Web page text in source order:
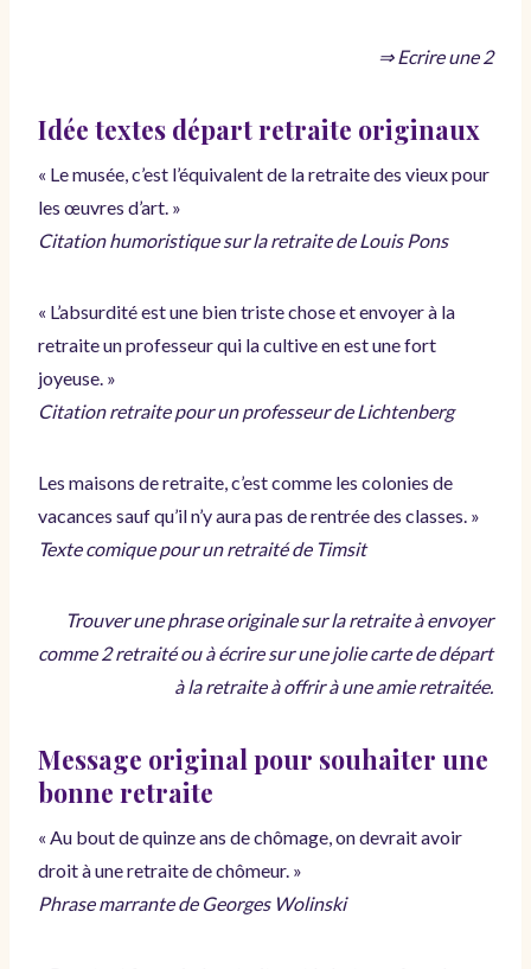
⇒ Ecrire une 2
Idée textes départ retraite originaux
« Le musée, c’est l’équivalent de la retraite des vieux pour
les œuvres d’art. »
Citation humoristique sur la retraite de Louis Pons
« L’absurdité est une bien triste chose et envoyer à la
retraite un professeur qui la cultive en est une fort
joyeuse. »
Citation retraite pour un professeur de Lichtenberg
Les maisons de retraite, c’est comme les colonies de
vacances sauf qu’il n’y aura pas de rentrée des classes. »
Texte comique pour un retraité de Timsit
Trouver une phrase originale sur la retraite à envoyer
comme 2 retraité ou à écrire sur une jolie carte de départ
à la retraite à offrir à une amie retraitée.
Message original pour souhaiter une
bonne retraite
« Au bout de quinze ans de chômage, on devrait avoir
droit à une retraite de chômeur. »
Phrase marrante de Georges Wolinski